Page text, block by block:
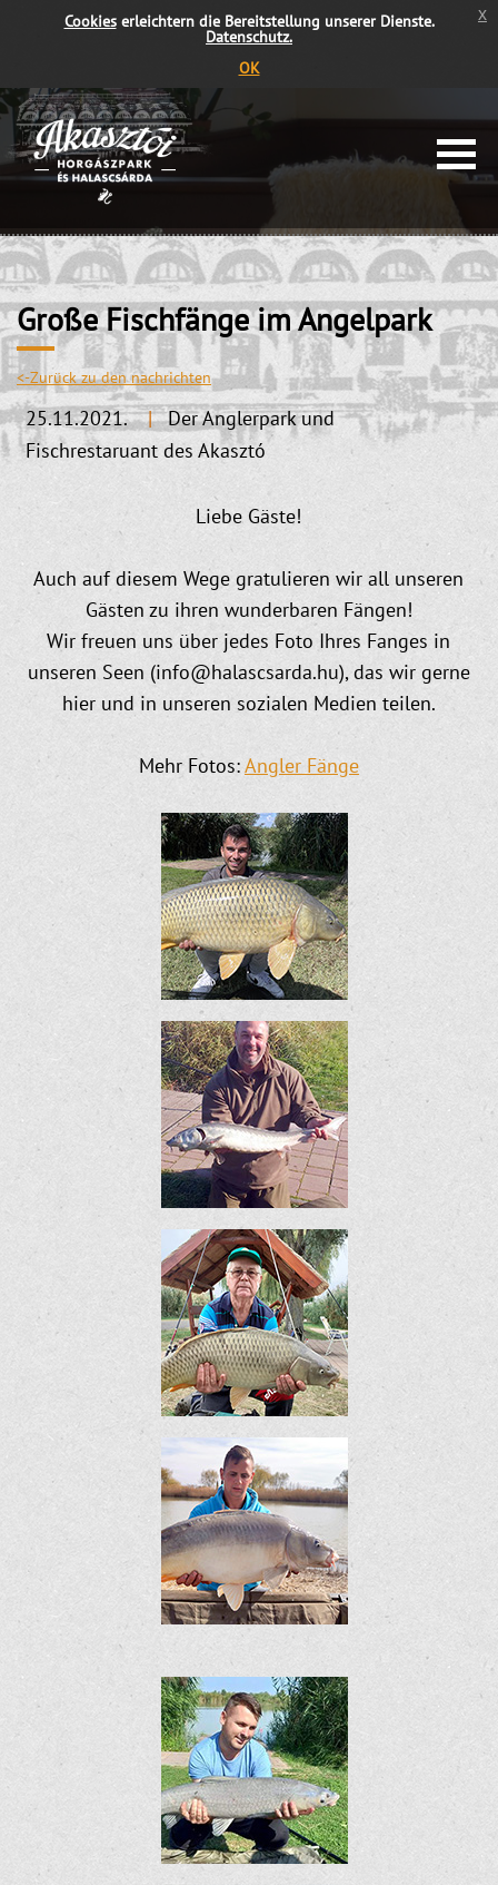
Cookieserleichtern die Bereitstellung unserer Dienste.
Datenschutz.
OK
x
Große Fischfänge im Angelpark
<-Zurück zu den nachrichten
25.11.2021. |Der Anglerpark und
Fischrestaruant des Akasztó
Liebe Gäste!
Auch auf diesem Wege gratulieren wir all unseren
Gästen zu ihren wunderbaren Fängen!
Wir freuen uns über jedes Foto Ihres Fanges in
unseren Seen (info@halascsarda.hu), das wir gerne
hier und in unseren sozialen Medien teilen.
Mehr Fotos:Angler Fänge